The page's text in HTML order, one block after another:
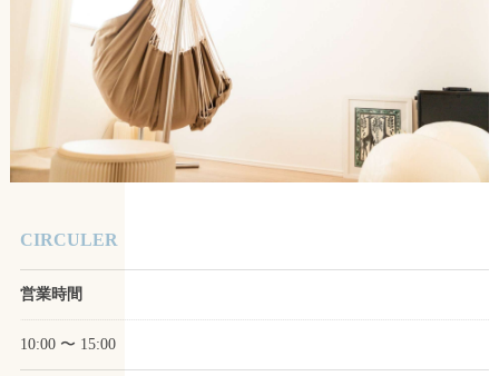
CIRCULER
営業時間
10:00 〜 15:00